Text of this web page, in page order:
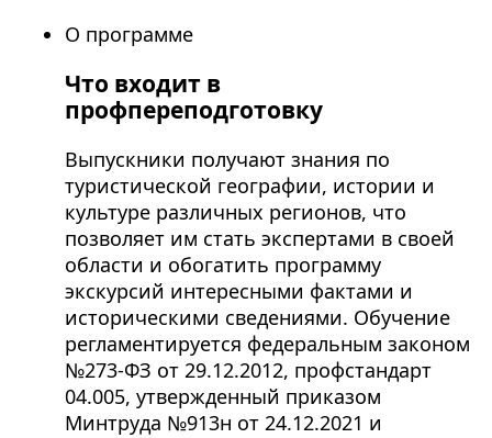
О программе
Что входит в
профпереподготовку
Выпускники получают знания по
туристической географии, истории и
культуре различных регионов, что
позволяет им стать экспертами в своей
области и обогатить программу
экскурсий интересными фактами и
историческими сведениями. Обучение
регламентируется федеральным законом
№273-ФЗ от 29.12.2012, профстандарт
04.005, утвержденный приказом
Минтруда №913н от 24.12.2021 и